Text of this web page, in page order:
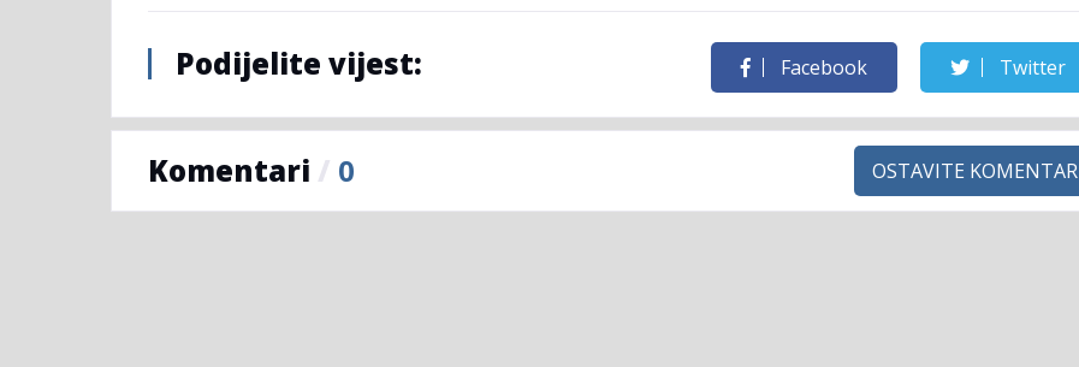
Podijelite vijest: Facebook Twitter
Komentari / 0 OSTAVITE KOMENTAR